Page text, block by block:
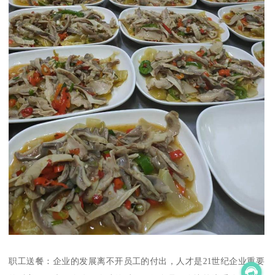
职工送餐：企业的发展离不开员工的付出，人才是21世纪企业重要